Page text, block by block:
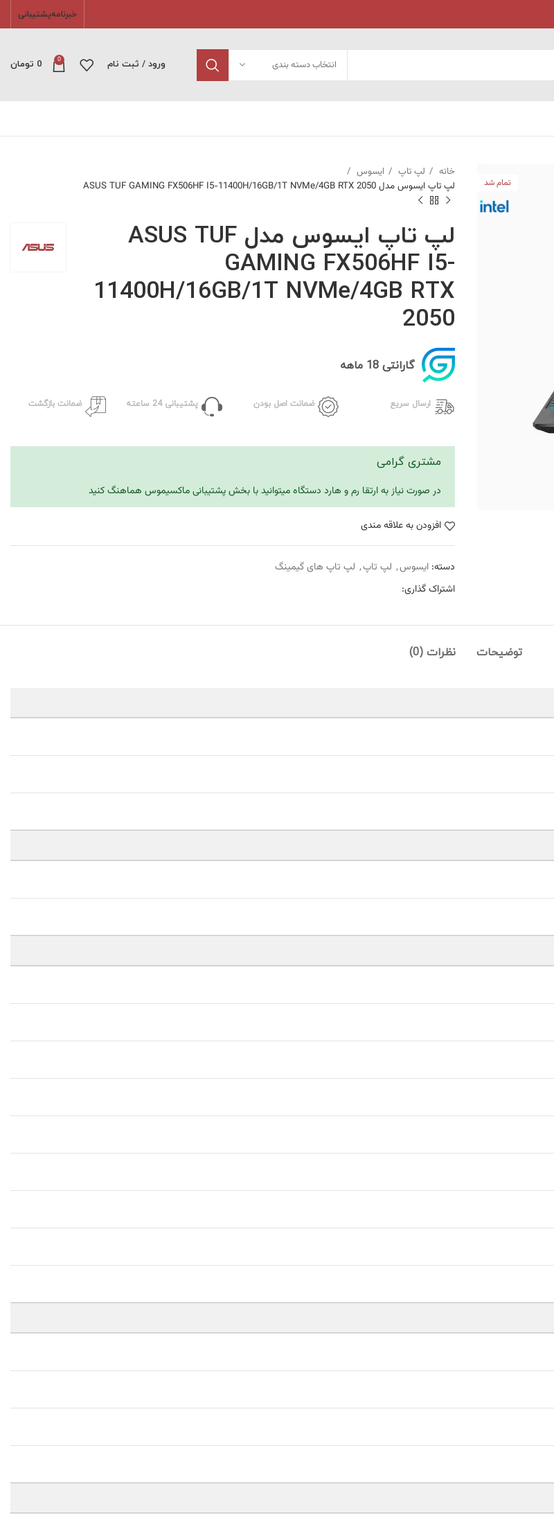
خبرنامهپشتیبانی
انتخاب دسته بندی ورود / ثبت نام 0
0 تومان
تمام شد
خانه لپ تاپ
ایسوس
لپ تاپ ایسوس مدل ASUS TUF GAMING FX506HF I5-11400H/16GB/1T NVMe/4GB RTX 2050
لپ تاپ ایسوس مدل ASUS TUF
GAMING FX506HF I5-
11400H/16GB/1T NVMe/4GB RTX
2050
گارانتی 18 ماهه
ضمانت بازگشت پشتیبانی 24 ساعته ضمانت اصل بودن ارسال سریع
مشتری گرامی
در صورت نیاز به ارتقا رم و هارد دستگاه میتوانید با بخش پشتیبانی ماکسیموس هماهنگ کنید
افزودن به علاقه مندی
دسته: ایسوس, لپ تاپ, لپ تاپ های گیمینگ
اشتراک گذاری:
توضیحات نظرات (0)